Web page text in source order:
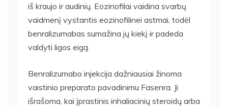
iš kraujo ir audinių. Eozinofilai vaidina svarbų
vaidmenį vystantis eozinofilinei astmai, todėl
benralizumabas sumažina jų kiekį ir padeda
valdyti ligos eigą.
Benralizumabo injekcija dažniausiai žinoma
vaistinio preparato pavadinimu Fasenra. Ji
išrašoma, kai įprastinis inhaliacinių steroidų arba